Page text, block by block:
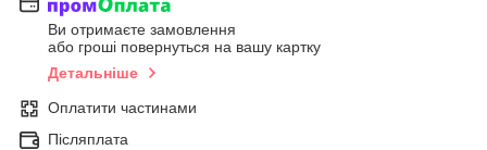
Ви отримаєте замовлення
або гроші повернуться на вашу картку
Детальніше
Оплатити частинами
Післяплата